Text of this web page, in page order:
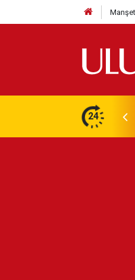
24